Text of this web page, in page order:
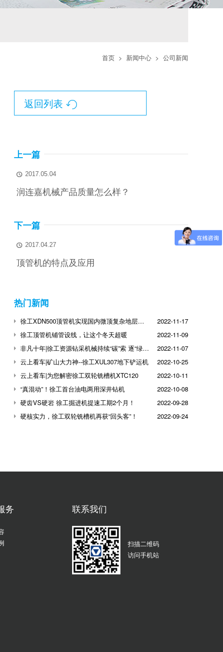
首页 > 新闻中心 > 公司新闻
返回列表 
上一篇
 2017.05.04
润连嘉机械产品质量怎么样？
下一篇
 2017.04.27
顶管机的特点及应用
热门新闻
徐工XDN500顶管机实现国内微顶复杂地层突破
2022-11-17
徐工顶管机铺管设线，让这个冬天超暖
2022-11-09
非凡十年|徐工资源钻采机械持续“碳”索 逐“绿”前行
2022-11-07
云上看车|矿山大力神--徐工XUL307地下铲运机
2022-10-25
云上看车|为您解密徐工双轮铣槽机XTC120
2022-10-11
“真混动”！徐工首台油电两用深井钻机
2022-10-08
硬齿VS硬岩 徐工掘进机提速工期2个月！
2022-09-28
硬核实力，徐工双轮铣槽机再获“回头客”！
2022-09-24
务 联系我们
扫描二维码
访问手机站